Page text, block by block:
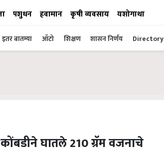
पशुधन हवामान कृषी व्यवसाय यशोगाथा
इतर बातम्या ऑटो शिक्षण शासन निर्णय Directory
घातले 210 ग्रॅम वजनाचे